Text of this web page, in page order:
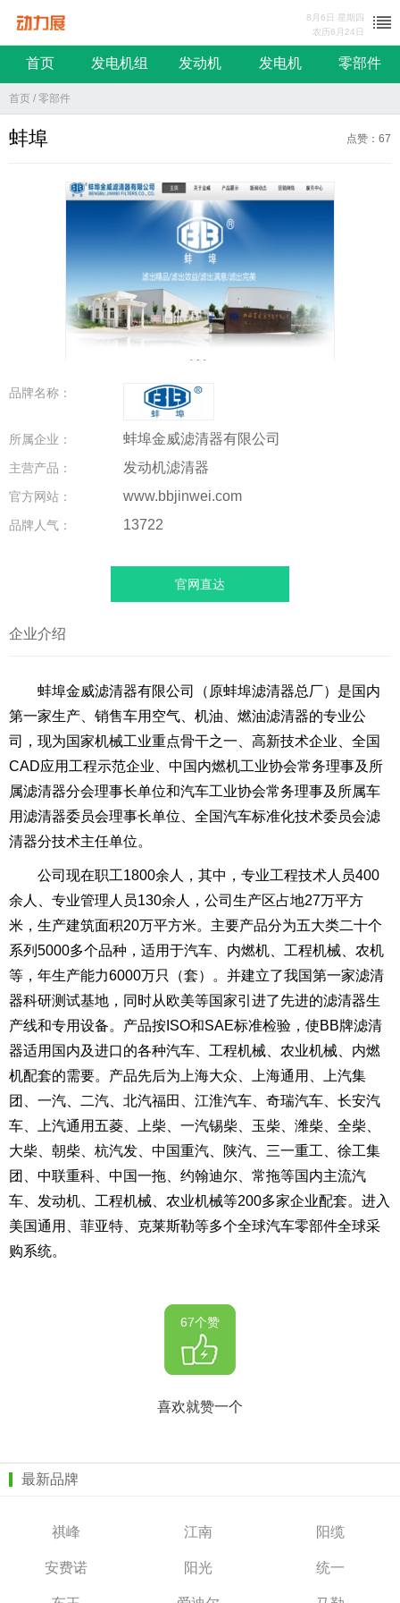
8月6日 星期四
农历6月24日
动力展
首页 发电机组 发动机 发电机 零部件
首页 / 零部件
点赞：67
蚌埠
品牌名称：
所属企业： 蚌埠金威滤清器有限公司
主营产品： 发动机滤清器
官方网站： www.bbjinwei.com
品牌人气： 13722
官网直达
企业介绍
蚌埠金威滤清器有限公司（原蚌埠滤清器总厂）是国内
第一家生产、销售车用空气、机油、燃油滤清器的专业公
司，现为国家机械工业重点骨干之一、高新技术企业、全国
CAD应用工程示范企业、中国内燃机工业协会常务理事及所
属滤清器分会理事长单位和汽车工业协会常务理事及所属车
用滤清器委员会理事长单位、全国汽车标准化技术委员会滤
清器分技术主任单位。
公司现在职工1800余人，其中，专业工程技术人员400
余人、专业管理人员130余人，公司生产区占地27万平方
米，生产建筑面积20万平方米。主要产品分为五大类二十个
系列5000多个品种，适用于汽车、内燃机、工程机械、农机
等，年生产能力6000万只（套）。并建立了我国第一家滤清
器科研测试基地，同时从欧美等国家引进了先进的滤清器生
产线和专用设备。产品按ISO和SAE标准检验，使BB牌滤清
器适用国内及进口的各种汽车、工程机械、农业机械、内燃
机配套的需要。产品先后为上海大众、上海通用、上汽集
团、一汽、二汽、北汽福田、江淮汽车、奇瑞汽车、长安汽
车、上汽通用五菱、上柴、一汽锡柴、玉柴、潍柴、全柴、
大柴、朝柴、杭汽发、中国重汽、陕汽、三一重工、徐工集
团、中联重科、中国一拖、约翰迪尔、常拖等国内主流汽
车、发动机、工程机械、农业机械等200多家企业配套。进入
美国通用、菲亚特、克莱斯勒等多个全球汽车零部件全球采
购系统。
67个赞
喜欢就赞一个
最新品牌
祺峰 江南 阳缆
安费诺 阳光 统一